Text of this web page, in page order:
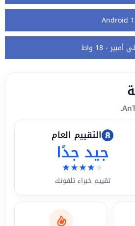
Android
التقييم العام
جيد جدًا
★★★★★
تقييم خبراء تلفونك